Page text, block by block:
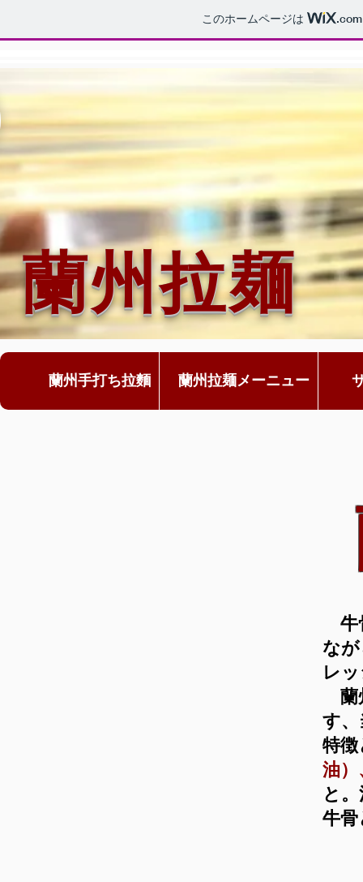
このホームページは .com
蘭州拉麺
蘭州拉麺
蘭州手打ち拉麵 蘭州拉麺メーニュー
牛
な
レ
蘭
す
特
油
と
牛